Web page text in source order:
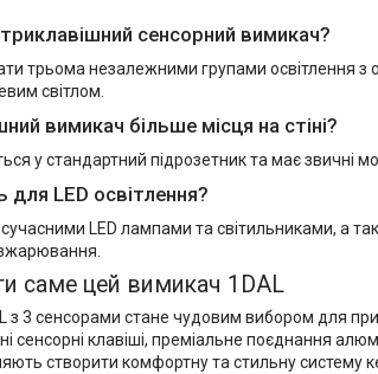
сенсорний вимикач?
трьома незалежними групами освітлення з
світлом.
вимикач більше місця на стіні?
у стандартний підрозетник та має звичні
LED освітлення?
сучасними LED лампами та світильниками, а
саме цей вимикач 1DAL
з 3 сенсорами стане чудовим вибором для
сенсорні клавіші, преміальне поєднання
створити комфортну та стильну систему